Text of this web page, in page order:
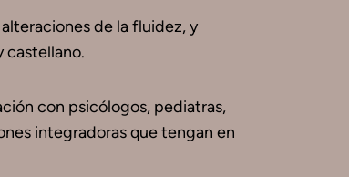
de la fluidez, y
castellano.
con psicólogos, pediatras,
integradoras que tengan en